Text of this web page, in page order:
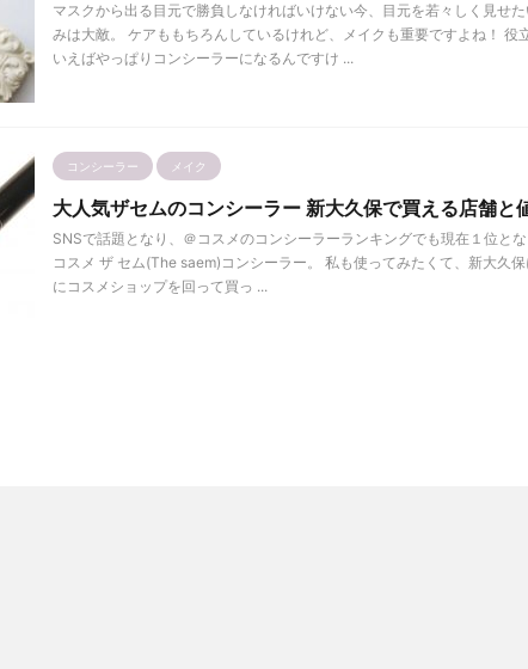
マスクから出る目元で勝負しなければいけない今、目元を若々しく見せ
みは大敵。 ケアももちろんしているけれど、メイクも重要ですよね！ 役
いえばやっぱりコンシーラーになるんですけ ...
コンシーラー メイク
大人気ザセムのコンシーラー 新大久保で買える店舗と
SNSで話題となり、＠コスメのコンシーラーランキングでも現在１位と
コスメ ザ セム(The saem)コンシーラー。 私も使ってみたくて、新大久
にコスメショップを回って買っ ...